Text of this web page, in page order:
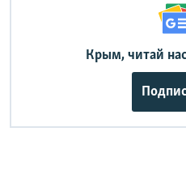
Крым, читай